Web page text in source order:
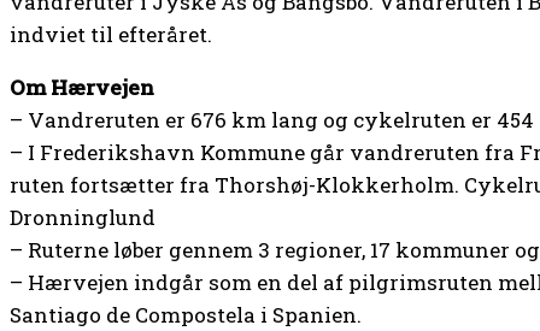
indviet til efteråret.
Om Hærvejen
– Vandreruten er 676 km lang og cykelruten er
– I Frederikshavn Kommune går vandreruten fra
ruten fortsætter fra Thorshøj-Klokkerholm.
Dronninglund
– Ruterne løber gennem 3 regioner, 17 kommuner
– Hærvejen indgår som en del af pilgrimsruten
Santiago de Compostela i Spanien.